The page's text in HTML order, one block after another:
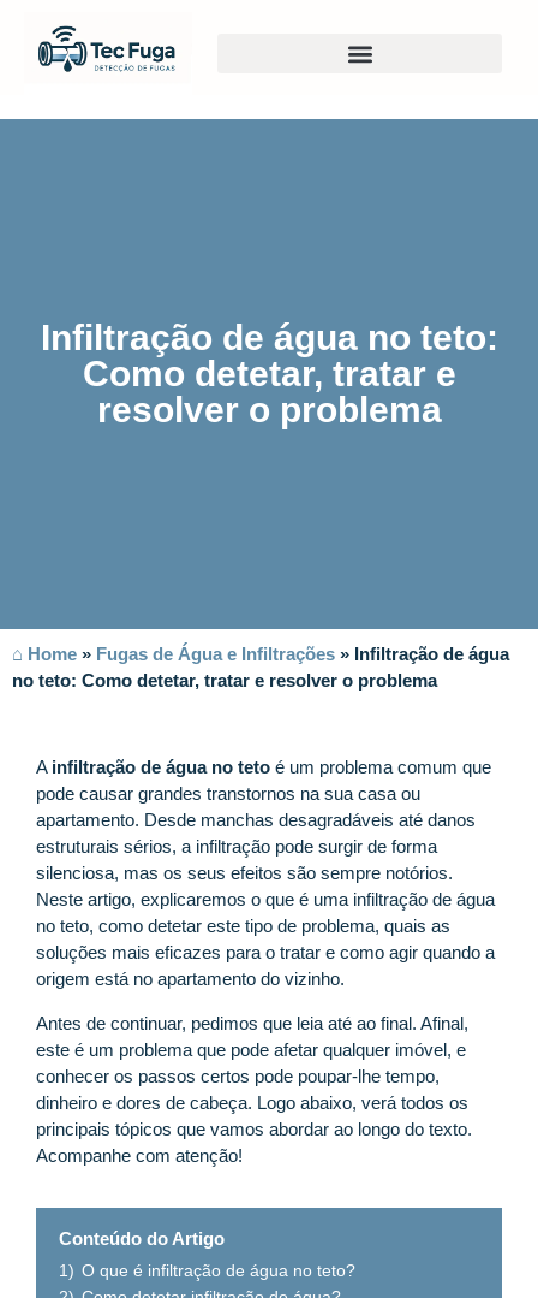
Infiltração de água no teto:
Como detetar, tratar e
resolver o problema
⌂ Home » Fugas de Água e Infiltrações » Infiltração de água
no teto: Como detetar, tratar e resolver o problema
A infiltração de água no teto é um problema comum que
pode causar grandes transtornos na sua casa ou
apartamento. Desde manchas desagradáveis até danos
estruturais sérios, a infiltração pode surgir de forma
silenciosa, mas os seus efeitos são sempre notórios.
Neste artigo, explicaremos o que é uma infiltração de água
no teto, como detetar este tipo de problema, quais as
soluções mais eficazes para o tratar e como agir quando a
origem está no apartamento do vizinho.
Antes de continuar, pedimos que leia até ao final. Afinal,
este é um problema que pode afetar qualquer imóvel, e
conhecer os passos certos pode poupar-lhe tempo,
dinheiro e dores de cabeça. Logo abaixo, verá todos os
principais tópicos que vamos abordar ao longo do texto.
Acompanhe com atenção!
Conteúdo do Artigo
1) O que é infiltração de água no teto?